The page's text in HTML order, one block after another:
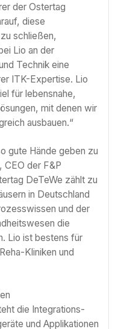
der Ostertag
diese
schließen,
Lio an der
Technik eine
ITK-Expertise. Lio
für lebensnahe,
mit denen wir
ausbauen.“
gute Hände geben zu
CEO der F&P
DeTeWe zählt zu
in Deutschland
und der
die
Lio ist bestens für
Kliniken und
die Integrations­
und Applikationen